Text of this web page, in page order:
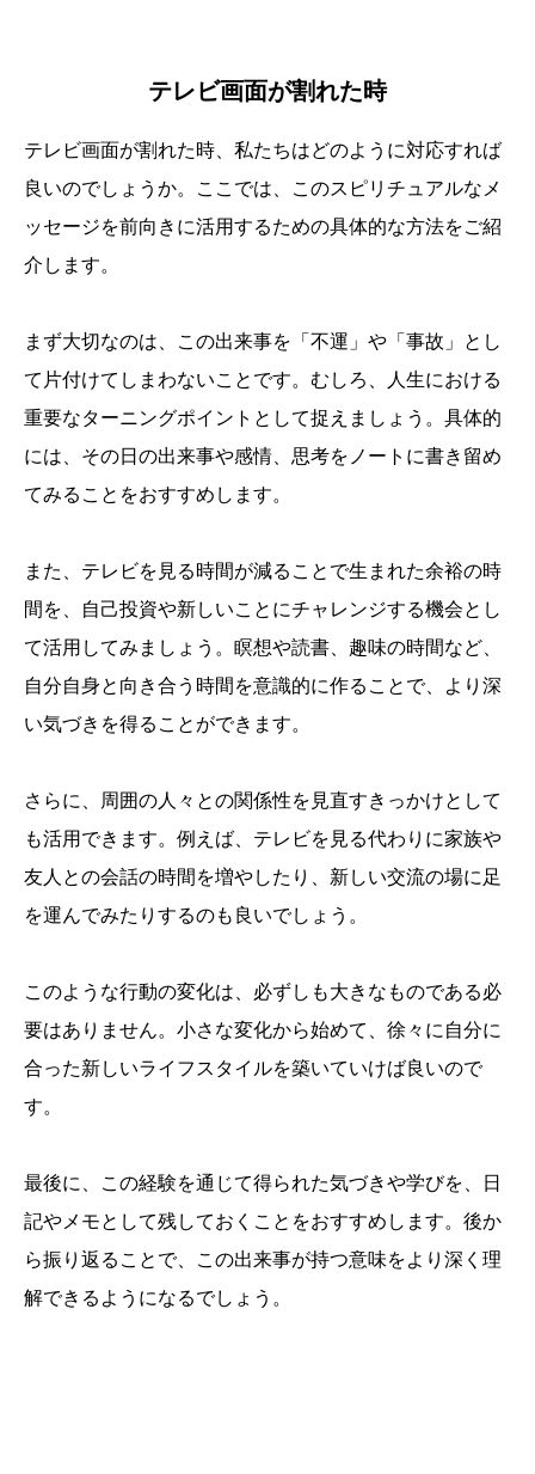
テレビ画面が割れた時
テレビ画面が割れた時、私たちはどのように対応すれば
良いのでしょうか。ここでは、このスピリチュアルなメ
ッセージを前向きに活用するための具体的な方法をご紹
介します。
まず大切なのは、この出来事を「不運」や「事故」とし
て片付けてしまわないことです。むしろ、人生における
重要なターニングポイントとして捉えましょう。具体的
には、その日の出来事や感情、思考をノートに書き留め
てみることをおすすめします。
また、テレビを見る時間が減ることで生まれた余裕の時
間を、自己投資や新しいことにチャレンジする機会とし
て活用してみましょう。瞑想や読書、趣味の時間など、
自分自身と向き合う時間を意識的に作ることで、より深
い気づきを得ることができます。
さらに、周囲の人々との関係性を見直すきっかけとして
も活用できます。例えば、テレビを見る代わりに家族や
友人との会話の時間を増やしたり、新しい交流の場に足
を運んでみたりするのも良いでしょう。
このような行動の変化は、必ずしも大きなものである必
要はありません。小さな変化から始めて、徐々に自分に
合った新しいライフスタイルを築いていけば良いので
す。
最後に、この経験を通じて得られた気づきや学びを、日
記やメモとして残しておくことをおすすめします。後か
ら振り返ることで、この出来事が持つ意味をより深く理
解できるようになるでしょう。